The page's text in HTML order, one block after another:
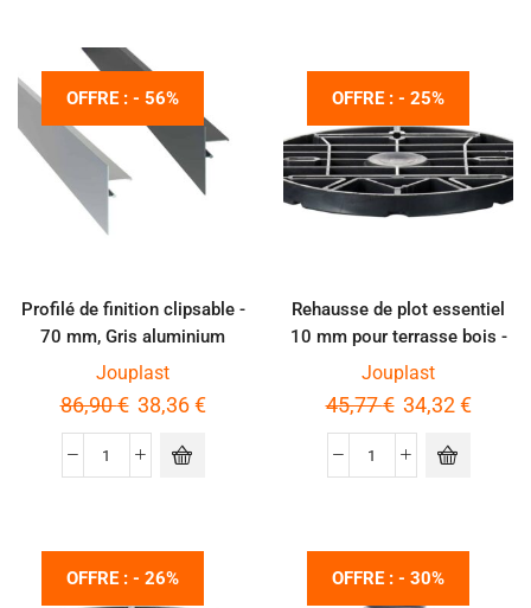
OFFRE : - 56%
Profilé de finition clipsable -
70 mm, Gris aluminium
Jouplast
86,90€ 38,36€
OFFRE : - 25%
Rehausse de plot essentiel
10 mm pour terrasse bois -
Carton de 60 pièces
Jouplast
45,77€ 34,32€
OFFRE : - 26% OFFRE : - 30%